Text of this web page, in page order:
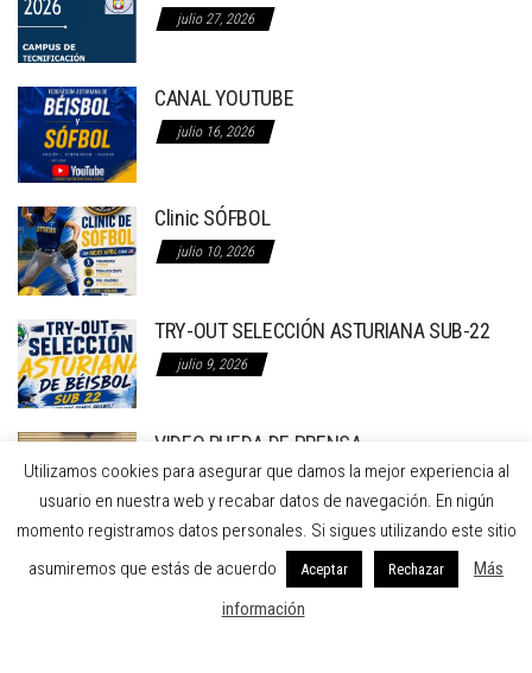
julio 27, 2026
CANAL YOUTUBE
julio 16, 2026
Clinic SÓFBOL
julio 10, 2026
TRY-OUT SELECCIÓN ASTURIANA SUB-22
julio 9, 2026
VIDEO RUEDA DE PRENSA
julio 8, 2026
RUEDA DE PRENSA EN EL AYTO. DE GIJON
RECLAMANDO LA REFORMA INTEGRAL DE LA
INSTALACION DE BÉISBOL
Utilizamos cookies para asegurar que damos la mejor experiencia al
usuario en nuestra web y recabar datos de navegación. En nigún
momento registramos datos personales. Si sigues utilizando este sitio
asumiremos que estás de acuerdo
Aceptar Rechazar
Más
información